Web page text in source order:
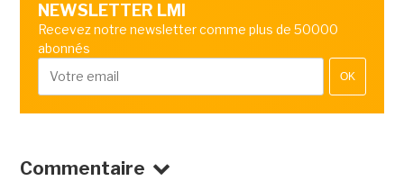
NEWSLETTER LMI
Recevez notre newsletter comme plus de 50000
abonnés
OK
Commentaire